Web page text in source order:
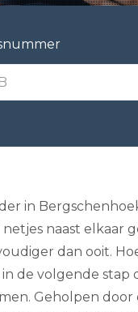
v
e
n
n
t
e
n
B
e
l
in
naast
dan ooit.
de volgende
Geholpen door